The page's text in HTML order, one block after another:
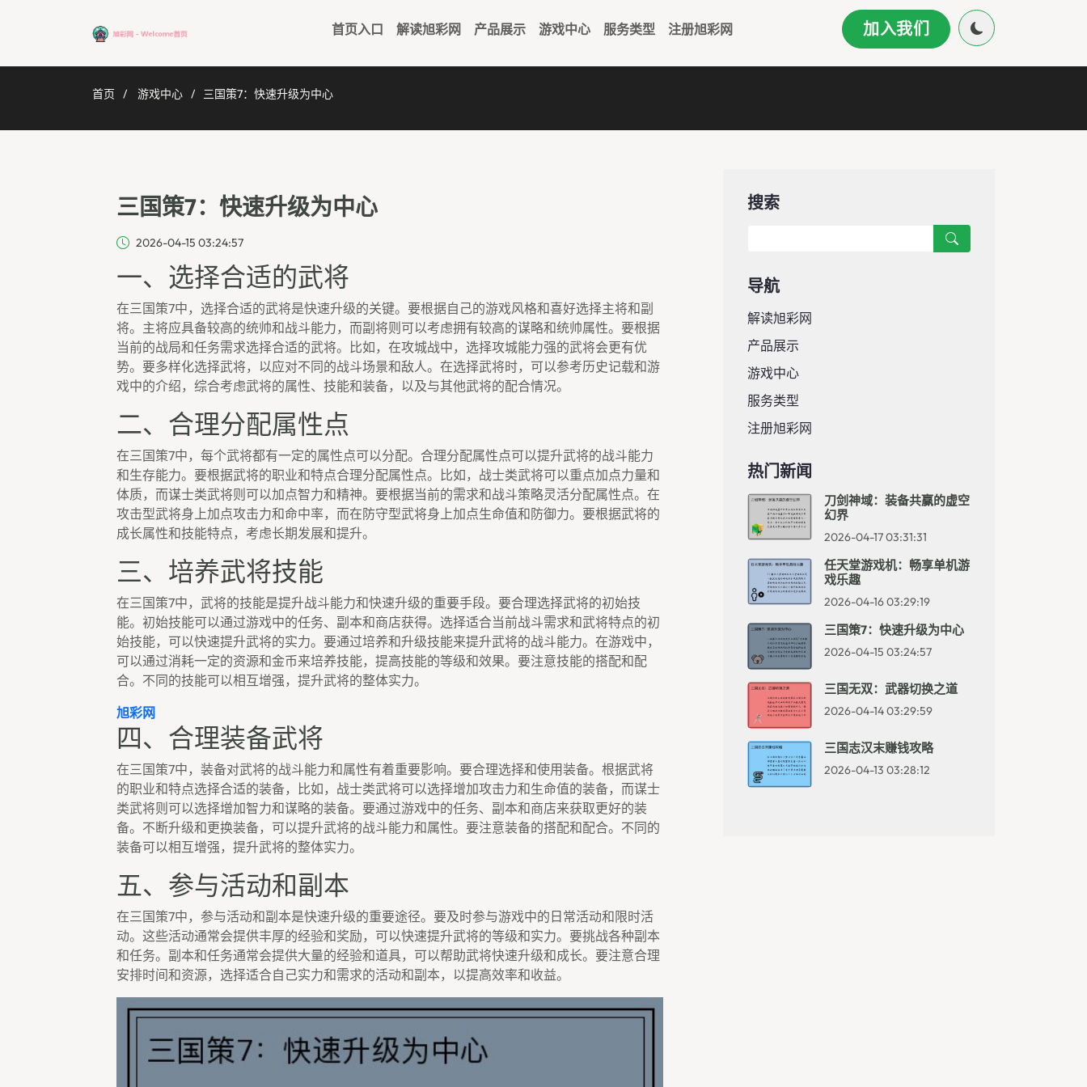
首页入口 解读旭彩网 产品展示 游戏中心 服务类型 注册旭彩网 加入我们
首页 游戏中心 三国策7：快速升级为中心
三国策7：快速升级为中心
2026-04-15 03:24:57
一、选择合适的武将
在三国策7中，选择合适的武将是快速升级的关键。要根据自己的游戏风格和喜好选择主将和副
将。主将应具备较高的统帅和战斗能力，而副将则可以考虑拥有较高的谋略和统帅属性。要根据
当前的战局和任务需求选择合适的武将。比如，在攻城战中，选择攻城能力强的武将会更有优
势。要多样化选择武将，以应对不同的战斗场景和敌人。在选择武将时，可以参考历史记载和游
戏中的介绍，综合考虑武将的属性、技能和装备，以及与其他武将的配合情况。
二、合理分配属性点
在三国策7中，每个武将都有一定的属性点可以分配。合理分配属性点可以提升武将的战斗能力
和生存能力。要根据武将的职业和特点合理分配属性点。比如，战士类武将可以重点加点力量和
体质，而谋士类武将则可以加点智力和精神。要根据当前的需求和战斗策略灵活分配属性点。在
攻击型武将身上加点攻击力和命中率，而在防守型武将身上加点生命值和防御力。要根据武将的
成长属性和技能特点，考虑长期发展和提升。
三、培养武将技能
在三国策7中，武将的技能是提升战斗能力和快速升级的重要手段。要合理选择武将的初始技
能。初始技能可以通过游戏中的任务、副本和商店获得。选择适合当前战斗需求和武将特点的初
始技能，可以快速提升武将的实力。要通过培养和升级技能来提升武将的战斗能力。在游戏中，
可以通过消耗一定的资源和金币来培养技能，提高技能的等级和效果。要注意技能的搭配和配
合。不同的技能可以相互增强，提升武将的整体实力。
旭彩网
四、合理装备武将
在三国策7中，装备对武将的战斗能力和属性有着重要影响。要合理选择和使用装备。根据武将
的职业和特点选择合适的装备，比如，战士类武将可以选择增加攻击力和生命值的装备，而谋士
类武将则可以选择增加智力和谋略的装备。要通过游戏中的任务、副本和商店来获取更好的装
备。不断升级和更换装备，可以提升武将的战斗能力和属性。要注意装备的搭配和配合。不同的
装备可以相互增强，提升武将的整体实力。
五、参与活动和副本
在三国策7中，参与活动和副本是快速升级的重要途径。要及时参与游戏中的日常活动和限时活
动。这些活动通常会提供丰厚的经验和奖励，可以快速提升武将的等级和实力。要挑战各种副本
和任务。副本和任务通常会提供大量的经验和道具，可以帮助武将快速升级和成长。要注意合理
安排时间和资源，选择适合自己实力和需求的活动和副本，以提高效率和收益。
搜索
导航
解读旭彩网
产品展示
游戏中心
服务类型
注册旭彩网
热门新闻
刀剑神域：装备共赢的虚空
幻界
2026-04-17 03:31:31
任天堂游戏机：畅享单机游
戏乐趣
2026-04-16 03:29:19
三国策7：快速升级为中心
2026-04-15 03:24:57
三国无双：武器切换之道
2026-04-14 03:29:59
三国志汉末赚钱攻略
2026-04-13 03:28:12